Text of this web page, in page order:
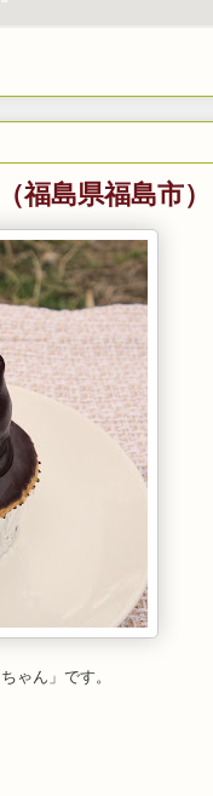
福島県福島市）
ゃん」です。